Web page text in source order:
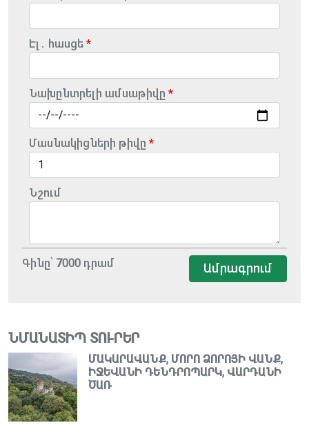
Էլ․ հասցե
Նախընտրելի ամսաթիվը
Մասնակիցների թիվը
Նշում
Գինը՝ 7000 դրամ Ամրագրում
ՆՄԱՆԱՏԻՊ ՏՈՒՐԵՐ
ՄԱԿԱՐԱՎԱՆՔ, ՄՈՐՈ ՁՈՐՈՅԻ ՎԱՆՔ,
ԻՋԵՎԱՆԻ ԴԵՆԴՐՈՊԱՐԿ, ՎԱՐԴԱՆԻ
ԾԱՌ